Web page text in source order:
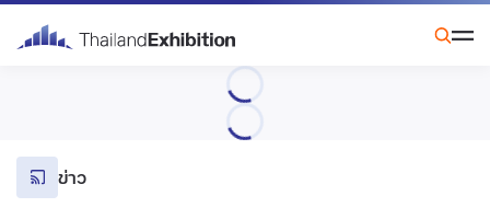
ข่าว